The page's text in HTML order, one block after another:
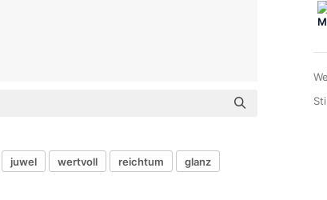
juwel wertvoll reichtum glanz